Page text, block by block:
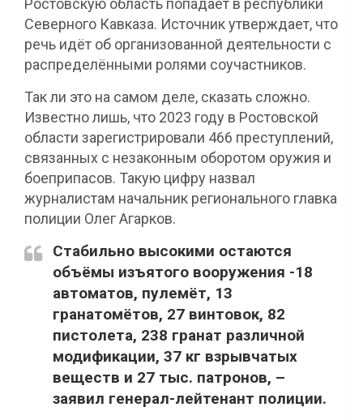
Ростовскую область попадает в республики
Северного Кавказа. Источник утверждает, что
речь идёт об организованной деятельности с
распределёнными ролями соучастников.
Так ли это на самом деле, сказать сложно.
Известно лишь, что 2023 году в Ростовской
области зарегистрировали 466 преступлений,
связанных с незаконным оборотом оружия и
боеприпасов. Такую цифру назвал
журналистам начальник регионального главка
полиции Олег Агарков.
Стабильно высокими остаются
объёмы изъятого вооружения -18
автоматов, пулемёт, 13
гранатомётов, 27 винтовок, 82
пистолета, 238 гранат различной
модификации, 37 кг взрывчатых
веществ и 27 тыс. патронов, –
заявил генерал-лейтенант полиции.